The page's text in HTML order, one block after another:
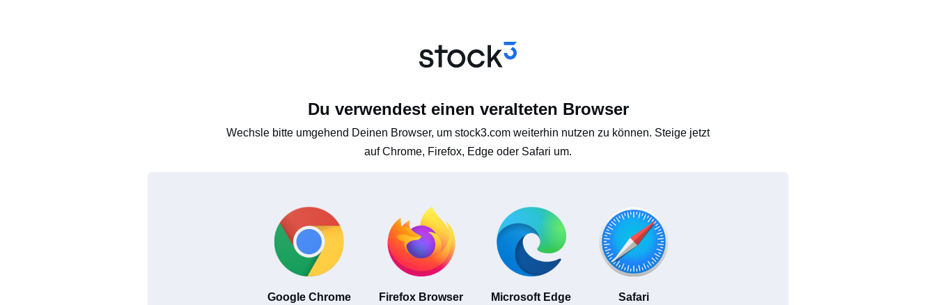
Du verwendest einen veralteten Browser
Wechsle bitte umgehend Deinen Browser, um stock3.com weiterhin nutzen zu können. Steige jetzt
auf Chrome, Firefox, Edge oder Safari um.
Google Chrome Firefox Browser Microsoft Edge Safari